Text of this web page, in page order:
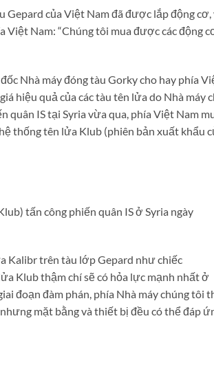
của Việt Nam đã được lắp động cơ,
Việt Nam: “Chúng tôi mua được các động
Nhà máy đóng tàu Gorky cho hay phía
hiệu quả của các tàu tên lửa do Nhà máy
IS tại Syria vừa qua, phía Việt Nam
thống tên lửa Klub (phiên bản xuất khẩu
tấn công phiến quân IS ở Syria ngày
Kalibr trên tàu lớp Gepard như chiếc
Klub thậm chí sẽ có hỏa lực mạnh nhất ở
đoạn đàm phán, phía Nhà máy chúng tôi
mặt bằng và thiết bị đều có thể đáp